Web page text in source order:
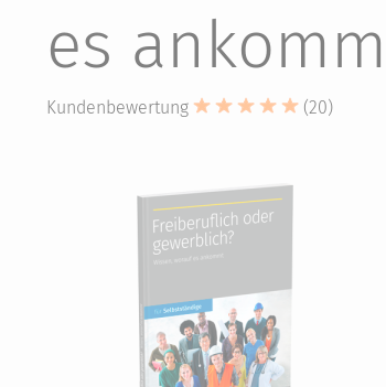
es
Kundenbewertung (20)